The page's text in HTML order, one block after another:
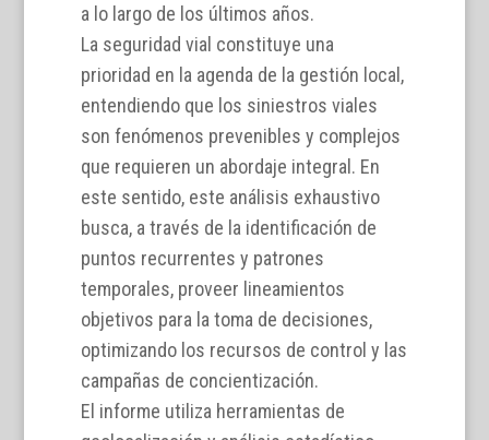
a lo largo de los últimos años.
La seguridad vial constituye una
prioridad en la agenda de la gestión local,
entendiendo que los siniestros viales
son fenómenos prevenibles y complejos
que requieren un abordaje integral. En
este sentido, este análisis exhaustivo
busca, a través de la identificación de
puntos recurrentes y patrones
temporales, proveer lineamientos
objetivos para la toma de decisiones,
optimizando los recursos de control y las
campañas de concientización.
El informe utiliza herramientas de